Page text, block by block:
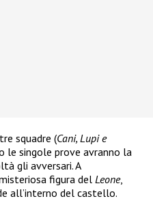
squadre (Cani, Lupi e
le singole prove avranno la
gli avversari. A
figura del Leone,
all’interno del castello.